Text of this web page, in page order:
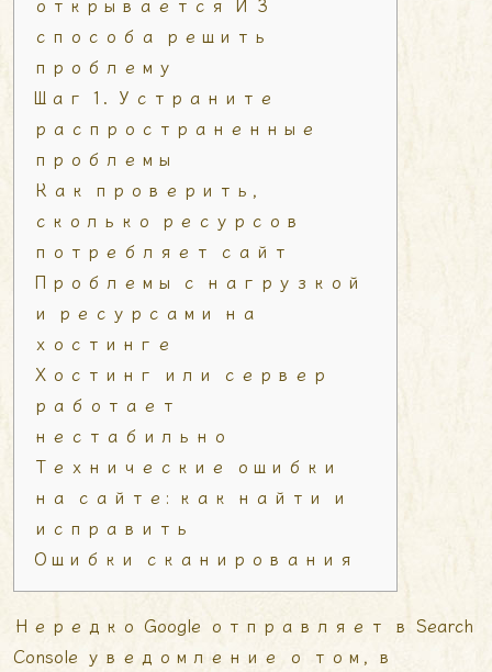
способа решить
проблему
Шаг 1. Устраните
распространенные
проблемы
Как проверить,
сколько ресурсов
потребляет сайт
Проблемы с нагрузкой
и ресурсами на
хостинге
Хостинг или сервер
работает
нестабильно
Технические ошибки
на сайте: как найти и
исправить
Ошибки сканирования
Нередко Google отправляет в Search
Console уведомление о том, в